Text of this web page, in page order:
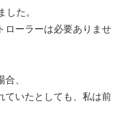
した。
ローラーは必要ありませ
、
ていたとしても、私は前